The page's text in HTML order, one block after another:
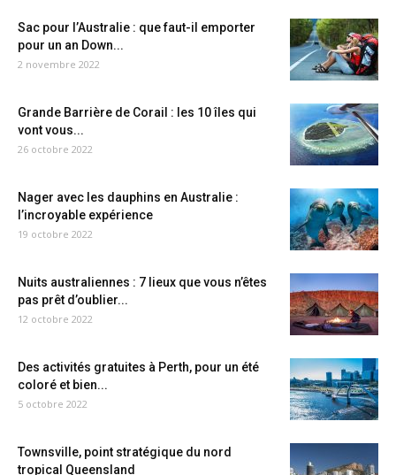
Sac pour l’Australie : que faut-il emporter
pour un an Down...
2 novembre 2022
Grande Barrière de Corail : les 10 îles qui
vont vous...
26 octobre 2022
Nager avec les dauphins en Australie :
l’incroyable expérience
19 octobre 2022
Nuits australiennes : 7 lieux que vous n’êtes
pas prêt d’oublier...
12 octobre 2022
Des activités gratuites à Perth, pour un été
coloré et bien...
5 octobre 2022
Townsville, point stratégique du nord
tropical Queensland